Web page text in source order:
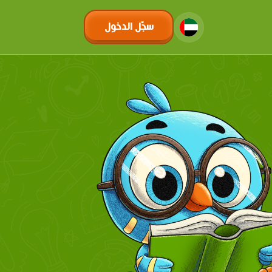
سجّل الدخول